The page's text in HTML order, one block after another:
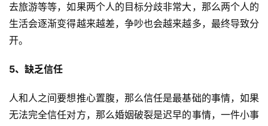
页
自
媒
去旅游等等，如果两个人的目标分歧非常大，那么两个人的
生活会逐渐变得越来越差，争吵也会越来越多，最终导致分
开。
5、缺乏信任
人和人之间要想推心置腹，那么信任是最基础的事情，如果
无法完全信任对方，那么婚姻破裂是迟早的事情，一件小事